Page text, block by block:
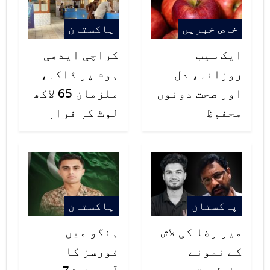
خاص خبریں
ایک سیب
روزانہ، دل
اور صحت دونوں
محفوظ
پاکستان
کراچی ایدھی
ہوم پر ڈاکہ،
ملزمان 65 لاکھ
لوٹ کر فرار
پاکستان
میر رضا کی لاش
کے نمونے
پاکستان
ہنگو میں
فورسز کا